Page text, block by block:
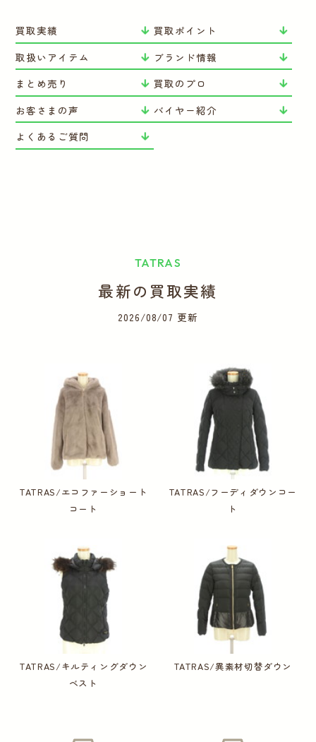
買取実績
買取ポイント
取扱いアイテム
ブランド情報
まとめ売り
買取のプロ
お客さまの声
バイヤー紹介
よくあるご質問
TATRAS
最新の買取実績
2026/08/07 更新
TATRAS/エコファーショート
コート
TATRAS/フーディダウンコー
ト
TATRAS/キルティングダウン
ベスト
TATRAS/異素材切替ダウン